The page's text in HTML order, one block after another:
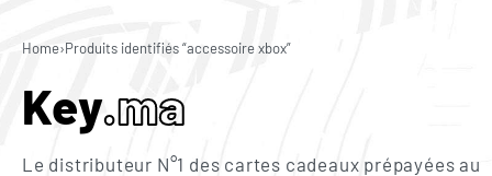
Home›Produits identifiés “accessoire xbox”
Key.ma
Le distributeur N°1 des cartes cadeaux prépayées au